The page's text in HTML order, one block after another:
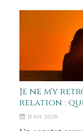
Je ne m'y
relation :
11 Avr 2026